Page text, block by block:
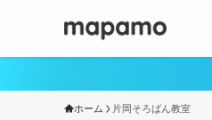
ホーム 片岡そろばん教室